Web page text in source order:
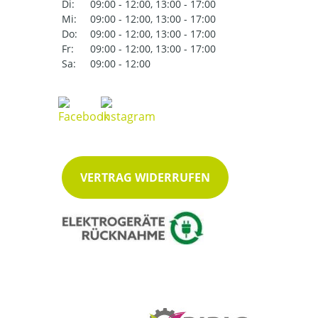
Di:
09:00 - 12:00, 13:00 - 17:00
Mi:
09:00 - 12:00, 13:00 - 17:00
Do:
09:00 - 12:00, 13:00 - 17:00
Fr:
09:00 - 12:00, 13:00 - 17:00
Sa:
09:00 - 12:00
VERTRAG WIDERRUFEN